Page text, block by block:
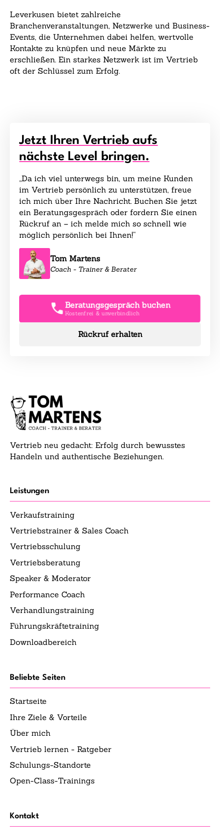
Leverkusen bietet zahlreiche
Branchenveranstaltungen, Netzwerke und Business-
Events, die Unternehmen dabei helfen, wertvolle
Kontakte zu knüpfen und neue Märkte zu
erschließen. Ein starkes Netzwerk ist im Vertrieb
oft der Schlüssel zum Erfolg.
Jetzt Ihren Vertrieb aufs
nächste Level bringen.
„Da ich viel unterwegs bin, um meine Kunden
im Vertrieb persönlich zu unterstützen, freue
ich mich über Ihre Nachricht. Buchen Sie jetzt
ein Beratungsgespräch oder fordern Sie einen
Rückruf an – ich melde mich so schnell wie
möglich persönlich bei Ihnen!“
Tom Martens
Coach - Trainer & Berater
Beratungsgespräch buchen
Kostenfrei & unverbindlich
Rückruf erhalten
Vertrieb neu gedacht: Erfolg durch bewusstes
Handeln und authentische Beziehungen.
Leistungen
Verkaufstraining
Vertriebstrainer & Sales Coach
Vertriebsschulung
Vertriebsberatung
Speaker & Moderator
Performance Coach
Verhandlungstraining
Führungskräftetraining
Downloadbereich
Beliebte Seiten
Startseite
Ihre Ziele & Vorteile
Über mich
Vertrieb lernen - Ratgeber
Schulungs-Standorte
Open-Class-Trainings
Kontakt